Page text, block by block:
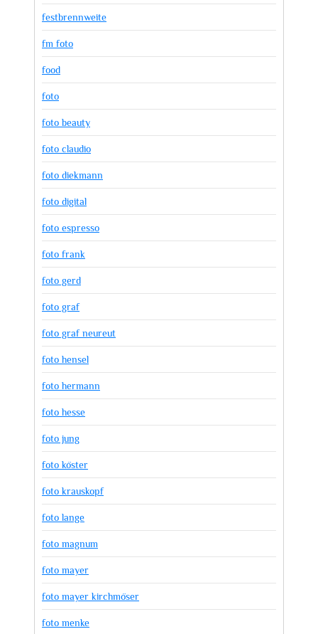
festbrennweite
fm foto
food
foto
foto beauty
foto claudio
foto diekmann
foto digital
foto espresso
foto frank
foto gerd
foto graf
foto graf neureut
foto hensel
foto hermann
foto hesse
foto jung
foto köster
foto krauskopf
foto lange
foto magnum
foto mayer
foto mayer kirchmöser
foto menke